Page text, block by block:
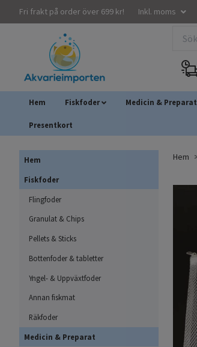
Fri frakt på order över 699 kr! Inkl. moms
Hem Fiskfoder Medicin & Preparat
Presentkort
Hem
Fiskfoder
Flingfoder
Granulat & Chips
Pellets & Sticks
Bottenfoder & tabletter
Yngel- & Uppväxtfoder
Annan fiskmat
Räkfoder
Medicin & Preparat
Hem